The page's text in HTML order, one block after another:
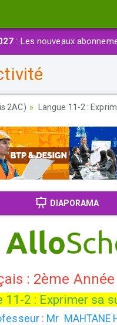
: Les nouveaux
2AC) Langue 11-2 :
DIAPORAMA
: 2ème
11-2 : Exprimer sa
: Mr MAHTANE